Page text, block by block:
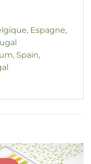
Espagne,
Spain,